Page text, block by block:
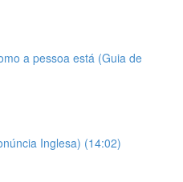
a pessoa está (Guia de
Inglesa) (14:02)